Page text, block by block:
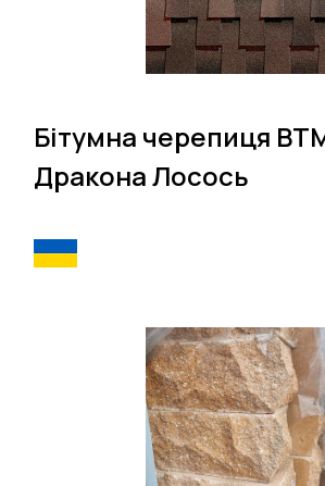
Бітумна черепиця
Дракона Лосось